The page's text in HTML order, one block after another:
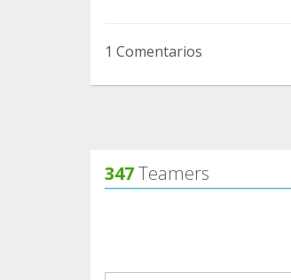
1 Comentarios
347Teamers